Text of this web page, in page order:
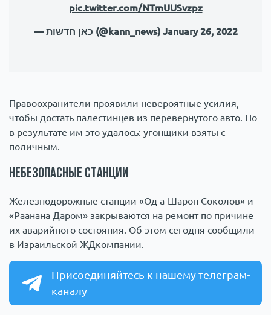
pic.twitter.com/NTmUUSvzpz
— כאן חדשות (@kann_news) January 26, 2022
Правоохранители проявили невероятные усилия,
чтобы достать палестинцев из перевернутого авто. Но
в результате им это удалось: угонщики взяты с
поличным.
Небезопасные станции
Железнодорожные станции «Од а-Шарон Соколов» и
«Раанана Даром» закрываются на ремонт по причине
их аварийного состояния. Об этом сегодня сообщили
в Израильской ЖДкомпании.
Присоединяйтесь к нашему телеграм-
каналу